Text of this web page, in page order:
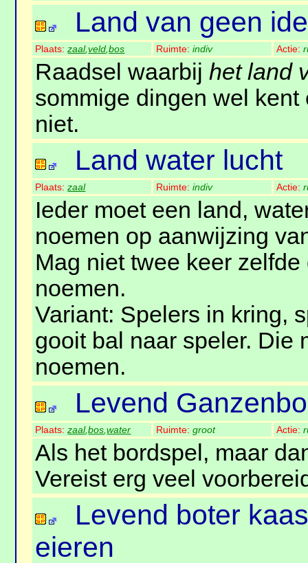
Land van geen
Plaats:zaal,veld,bos Ruimte:indiv Actie:
Raadsel waarbijhet land
sommige dingen wel
niet.
Land water lucht
Plaats:zaal Ruimte:indiv Actie:
Ieder moet een land,
noemen op aanwijzing
Mag niet twee keer
noemen.
Variant: Spelers in kring,
gooit bal naar speler. Die
noemen.
Levend
Plaats:zaal,bos,water Ruimte:groot Actie:
Als het bordspel, maar
Vereist erg veel
Levend boter
eieren